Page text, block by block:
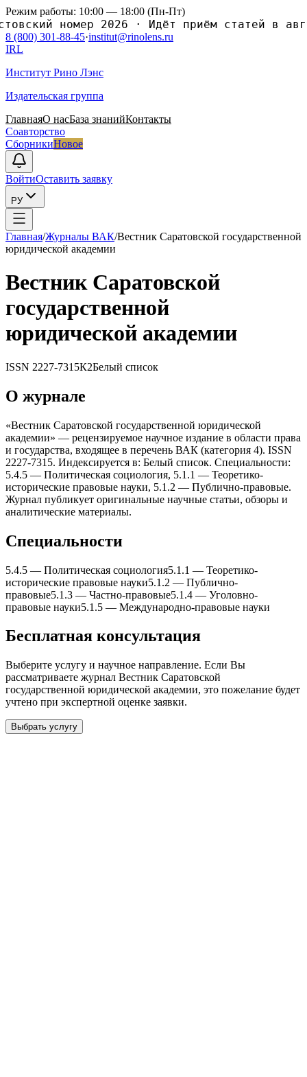
Режим работы: 10:00 — 18:00 (Пн-Пт)
номер 2026·Идёт приём статей в
8 (800) 301-88-45·institut@rinolens.ru
IRL
Институт Рино Лэнс
Издательская группа
ГлавнаяО насБаза знанийКонтакты
Соавторство
СборникиНовое
ВойтиОставить заявку
РУ
Главная/Журналы ВАК/Вестник Саратовской государственной
юридической академии
Вестник Саратовской
государственной
юридической академии
ISSN 2227-7315К2Белый список
О журнале
«Вестник Саратовской государственной юридической
академии» — рецензируемое научное издание в области права
и государства, входящее в перечень ВАК (категория 4). ISSN
2227-7315. Индексируется в: Белый список. Специальности:
5.4.5 — Политическая социология, 5.1.1 — Теоретико-
исторические правовые науки, 5.1.2 — Публично-правовые.
Журнал публикует оригинальные научные статьи, обзоры и
аналитические материалы.
Специальности
5.4.5 — Политическая социология5.1.1 — Теоретико-
исторические правовые науки5.1.2 — Публично-
правовые5.1.3 — Частно-правовые5.1.4 — Уголовно-
правовые науки5.1.5 — Международно-правовые науки
Бесплатная консультация
Выберите услугу и научное направление. Если Вы
рассматриваете журнал Вестник Саратовской
государственной юридической академии, это пожелание будет
учтено при экспертной оценке заявки.
Выбрать услугу